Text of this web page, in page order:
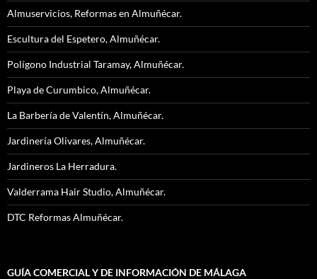
Almuservicios, Reformas en Almuñécar.
Escultura del Espetero, Almuñécar.
Polígono Industrial Taramay, Almuñécar.
Playa de Curumbico, Almuñécar.
La Barbería de Valentín, Almuñécar.
Jardinería Olivares, Almuñécar.
Jardineros La Herradura.
Valderrama Hair Studio, Almuñécar.
DTC Reformas Almuñécar.
GUÍA COMERCIAL Y DE INFORMACIÓN DE MÁLAGA